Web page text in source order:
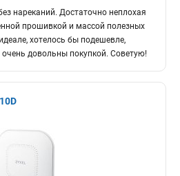
нареканий. Достаточно неплохая
прошивкой и массой полезных
хотелось бы подешевле,
довольны покупкой. Советую!